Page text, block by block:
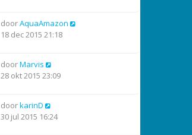
doorAquaAmazon
18 dec 2015 21:18
doorMarvis
28 okt 2015 23:09
doorkarinD
30 jul 2015 16:24